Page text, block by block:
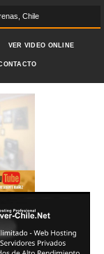
Chile
VER VIDEO ONLINE